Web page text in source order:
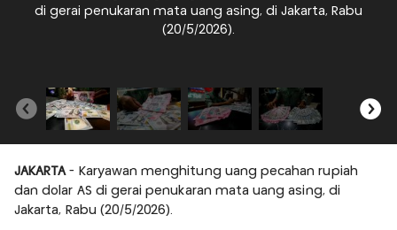
di gerai penukaran mata uang asing, di Jakarta, Rabu
(20/5/2026).
JAKARTA - Karyawan menghitung uang pecahan rupiah
dan dolar AS di gerai penukaran mata uang asing, di
Jakarta, Rabu (20/5/2026).